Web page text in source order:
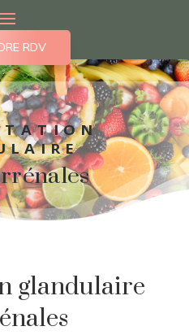
RDV
glandulaire